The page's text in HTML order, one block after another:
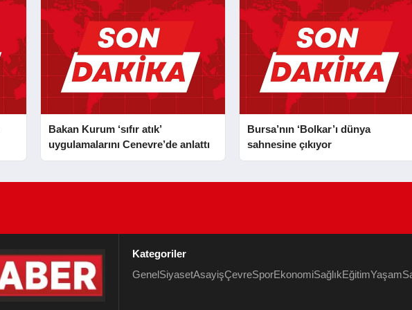
Bakan Kurum ‘sıfır atık’
uygulamalarını Cenevre’de anlattı
Bursa’nın ‘Bolkar’ı dünya
sahnesine çıkıyor
Kategoriler
GenelSiyasetAsayişÇevreSporEkonomiSağlıkEğitimYaşam